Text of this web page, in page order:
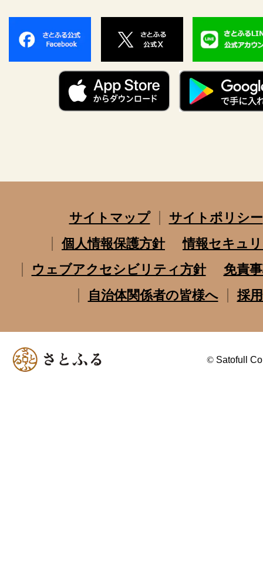
サイトマップ
サイトポリシー
個人情報保護方針
情報セキュ
ウェブアクセシビリティ方針
免責
自治体関係者の皆様へ
採
© Satofull